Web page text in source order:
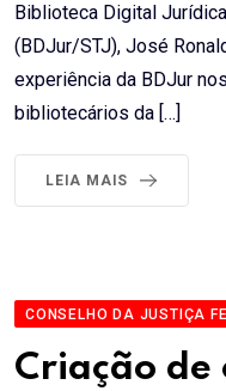
Biblioteca Digital
(BDJur/STJ), José
experiência da BDJur
bibliotecários da […]
LEIA MAIS
CONSELHO DA JUSTIÇA
Criação de